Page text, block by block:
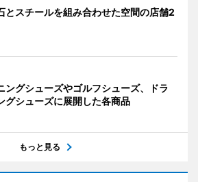
とスチールを組み合わせた空間の店舗2
ングシューズやゴルフシューズ、ドラ
グシューズに展開した各商品
もっと見る